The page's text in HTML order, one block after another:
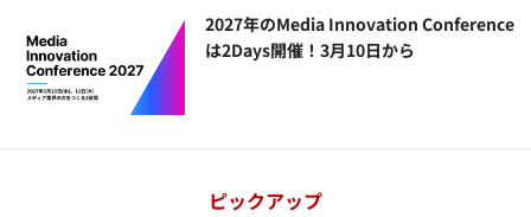
2027年のMedia Innovation Conference
は2Days開催！3月10日から
ピックアップ